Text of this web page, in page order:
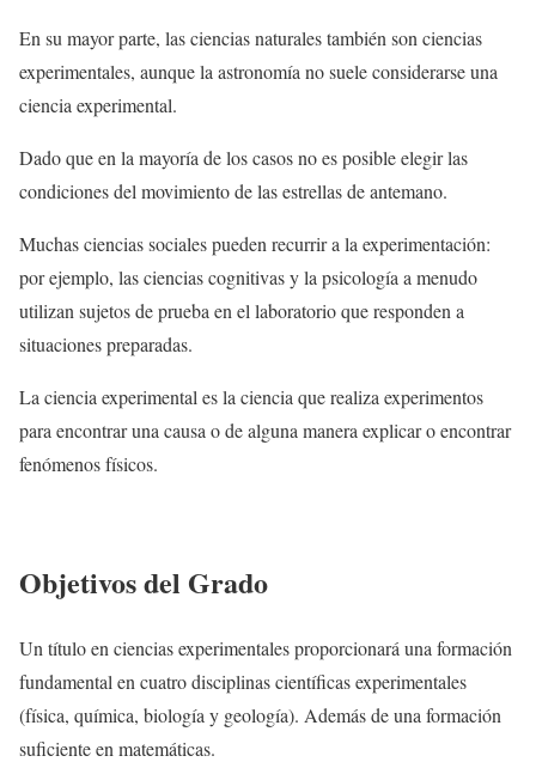
En su mayor parte, las ciencias naturales también son ciencias
experimentales, aunque la astronomía no suele considerarse una
ciencia experimental.
Dado que en la mayoría de los casos no es posible elegir las
condiciones del movimiento de las estrellas de antemano.
Muchas ciencias sociales pueden recurrir a la experimentación:
por ejemplo, las ciencias cognitivas y la psicología a menudo
utilizan sujetos de prueba en el laboratorio que responden a
situaciones preparadas.
La ciencia experimental es la ciencia que realiza experimentos
para encontrar una causa o de alguna manera explicar o encontrar
fenómenos físicos.
Objetivos del Grado
Un título en ciencias experimentales proporcionará una formación
fundamental en cuatro disciplinas científicas experimentales
(física, química, biología y geología). Además de una formación
suficiente en matemáticas.